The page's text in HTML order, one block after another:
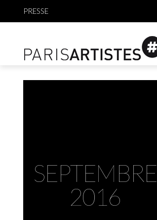
PRESSE
SEPTEMBRE
2016